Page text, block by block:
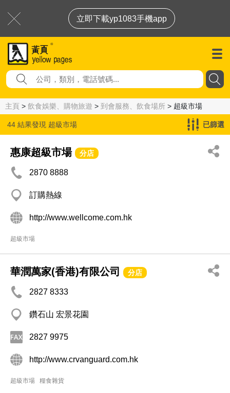
立即下載yp1083手機app
主頁 > 飲食娛樂、購物旅遊 > 到會服務、飲食場所 > 超級市場
44 結果發現 超級市場 已篩選
惠康超級市場 分店
2870 8888
訂購熱線
http://www.wellcome.com.hk
超級市場
華潤萬家(香港)有限公司 分店
2827 8333
鑽石山 宏景花園
2827 9975
http://www.crvanguard.com.hk
超級市場 糧食雜貨